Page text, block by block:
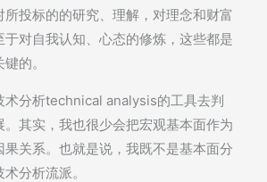
投标的的研究、理解，对理念和财富
对自我认知、心态的修炼，这些都是
的。
术分析technical analysis的工具去判
其实，我也很少会把宏观基本面作为
关系。也就是说，我既不是基本面分
分析流派。